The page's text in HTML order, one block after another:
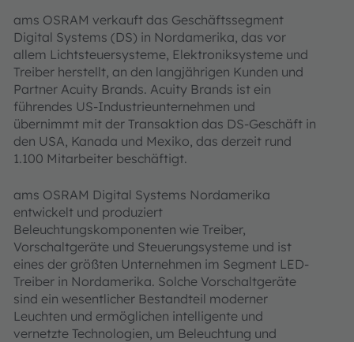
ams OSRAM verkauft das Geschäftssegment
Digital Systems (DS) in Nordamerika, das vor
allem Lichtsteuersysteme, Elektroniksysteme und
Treiber herstellt, an den langjährigen Kunden und
Partner Acuity Brands. Acuity Brands ist ein
führendes US-Industrieunternehmen und
übernimmt mit der Transaktion das DS-Geschäft in
den USA, Kanada und Mexiko, das derzeit rund
1.100 Mitarbeiter beschäftigt.
ams OSRAM Digital Systems Nordamerika
entwickelt und produziert
Beleuchtungskomponenten wie Treiber,
Vorschaltgeräte und Steuerungsysteme und ist
eines der größten Unternehmen im Segment LED-
Treiber in Nordamerika. Solche Vorschaltgeräte
sind ein wesentlicher Bestandteil moderner
Leuchten und ermöglichen intelligente und
vernetzte Technologien, um Beleuchtung und